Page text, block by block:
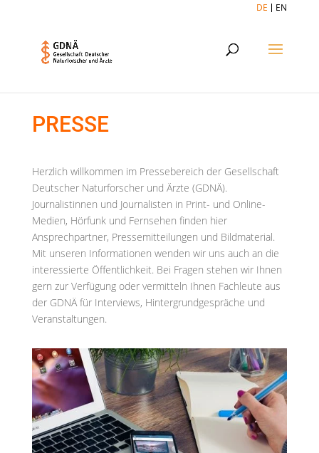
DE EN
PRESSE
Herzlich willkommen im Pressebereich der Gesellschaft
Deutscher Naturforscher und Ärzte (GDNÄ).
Journalistinnen und Journalisten in Print- und Online-
Medien, Hörfunk und Fernsehen finden hier
Ansprechpartner, Pressemitteilungen und Bildmaterial.
Mit unseren Informationen wenden wir uns auch an die
interessierte Öffentlichkeit. Bei Fragen stehen wir Ihnen
gern zur Verfügung oder vermitteln Ihnen Fachleute aus
der GDNÄ für Interviews, Hintergrundgespräche und
Veranstaltungen.